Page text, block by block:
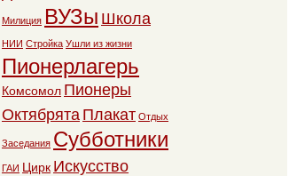
Милиция ВУЗы Школа
НИИ Стройка Ушли из жизни
Пионерлагерь
Комсомол Пионеры
Октябрята Плакат Отдых
Заседания Субботники
ГАИ Цирк Искусство